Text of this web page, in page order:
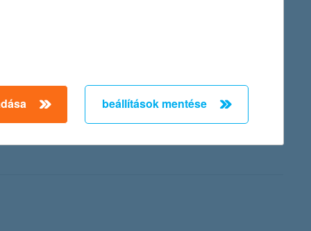
A fiatal képzőművészek számára meghirdetett legújabb
darab műtárgyat is megvásárol az ösztöndíjra pályázó
beállítások mentése